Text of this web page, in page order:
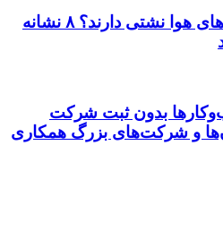
از کجا بفهمیم کانال‌های هوا نشتی دارند؟ ۸ نشانه
بدون ثبت شرکت
و شرکت‌های بزرگ همکاری